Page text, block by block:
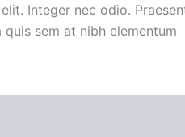
Integer nec odio.
sem at nibh elementum